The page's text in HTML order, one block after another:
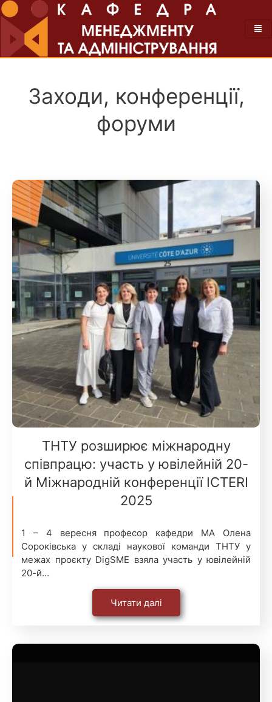
Заходи, конференції,
форуми
ТНТУ розширює міжнародну
співпрацю: участь у ювілейній 20-
й Міжнародній конференції ICTERI
2025
1 – 4 вересня професор кафедри МА Олена
Сороківська у складі наукової команди ТНТУ у
межах проєкту DigSME взяла участь у ювілейній
20-й…
Читати далі